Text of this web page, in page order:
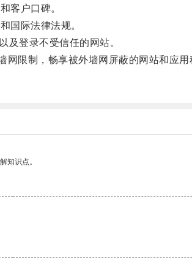
客户口碑。
国际法律法规。
登录不受信任的网站。
限制，畅享被外墙网屏蔽的网站和应用
知识点。